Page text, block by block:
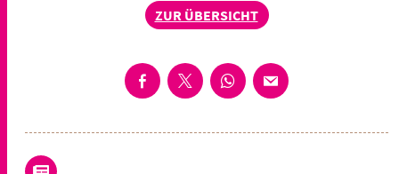
ZUR ÜBERSICHT